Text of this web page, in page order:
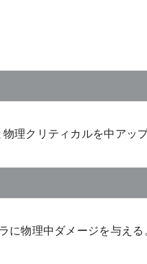
理クリティカルを中アッ
に物理中ダメージを与える